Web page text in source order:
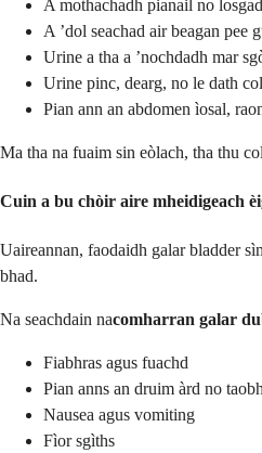
A mothachadh pianail no
A ’dol seachad air beagan pee
Urine a tha a ’nochdadh mar
Urine pinc, dearg, no le dath
Pian ann an abdomen ìosal,
Ma tha na fuaim sin eòlach, tha thu
Cuin a bu chòir aire mheidigeach
Uaireannan, faodaidh galar bladder
bhad.
Na seachdain nacomharran galar
Fiabhras agus fuachd
Pian anns an druim àrd no
Nausea agus vomiting
Fìor sgìths